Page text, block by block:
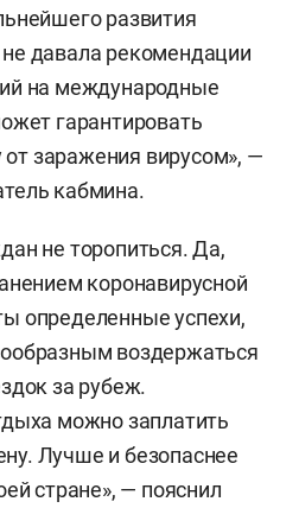
развития
давала рекомендации
на международные
гарантировать
заражения вирусом», —
кабмина.
не торопиться. Да,
коронавирусной
определенные успехи,
воздержаться
за рубеж.
можно заплатить
Лучше и безопаснее
стране», — пояснил